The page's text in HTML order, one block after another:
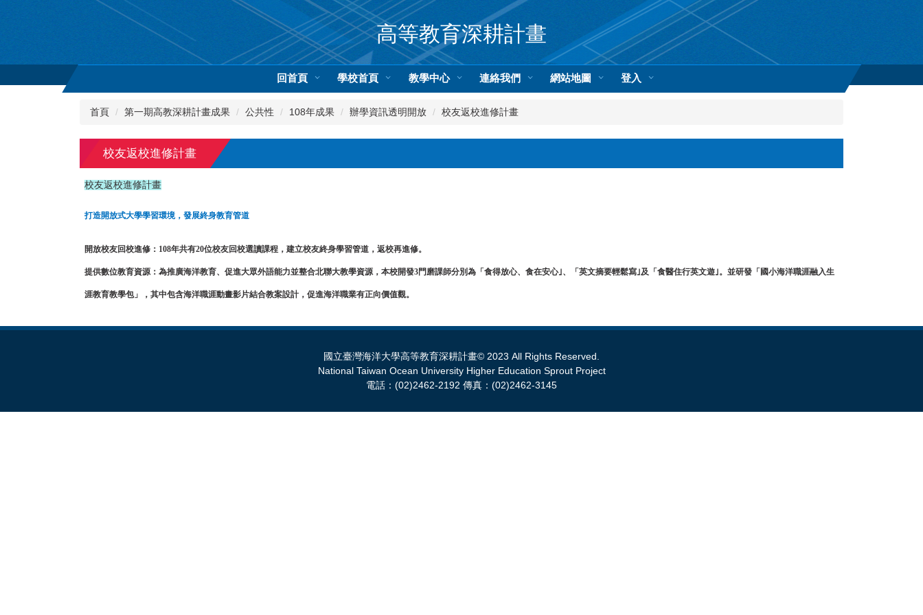
內
高等教育深耕計畫
回首頁 學校首頁 教學中心 連絡我們 網站地圖 登入
首頁 第一期高教深耕計畫成果 公共性 108年成果 辦學資訊透明開放 校友返校進修計畫
校友返校進修計畫
校友返校進修計畫
打造開放式大學學習環境，發展終身教育管道
開放校友回校進修： 108年共有20位校友回校選讀課程，建立校友終身學習管道，返校再進修。
提供數位教育資源： 為推廣海洋教育、促進大眾外語能力並整合北聯大教學資源，本校開發3門磨課師分別為「食得放心、食在安心｣、「英文摘要輕鬆寫｣及「食醫住行英文遊｣。並研發「國小海洋職涯融入生
涯教育教學包」，其中包含海洋職涯動畫影片結合教案設計，促進海洋職業有正向價值觀。
國立臺灣海洋大學高等教育深耕計畫© 2023 All Rights Reserved.
National Taiwan Ocean University Higher Education Sprout Project
電話：(02)2462-2192 傳真：(02)2462-3145